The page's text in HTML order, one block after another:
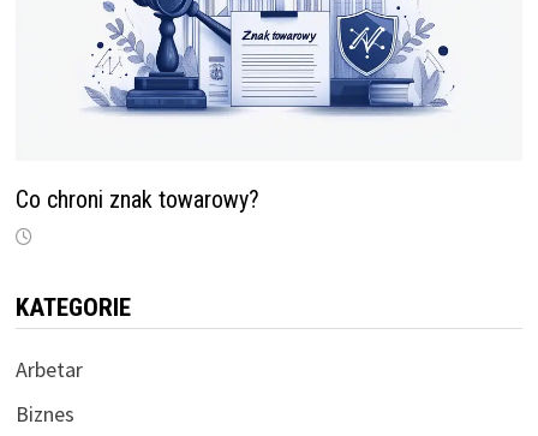
Co chroni znak towarowy?
KATEGORIE
Arbetar
Biznes